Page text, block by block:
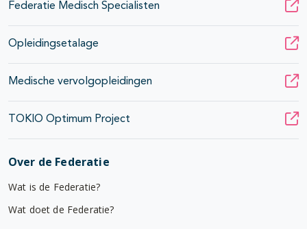
Federatie Medisch Specialisten
Opleidingsetalage
Medische vervolgopleidingen
TOKIO Optimum Project
Over de Federatie
Wat is de Federatie?
Wat doet de Federatie?